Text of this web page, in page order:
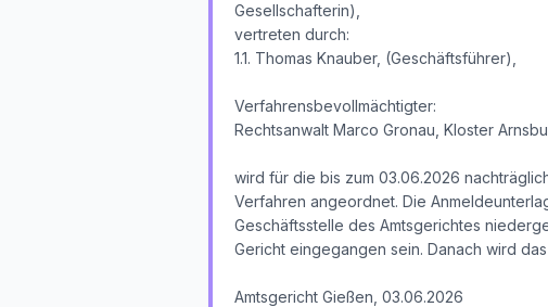
Gesellschafterin),
vertreten durch:
1.1. Thomas Knauber, (Geschäftsführer),
Verfahrensbevollmächtigter:
Rechtsanwalt Marco Gronau, Kloster
wird für die bis zum 03.06.2026
Verfahren angeordnet. Die
Geschäftsstelle des Amtsgerichtes
Gericht eingegangen sein. Danach wird
Amtsgericht Gießen, 03.06.2026